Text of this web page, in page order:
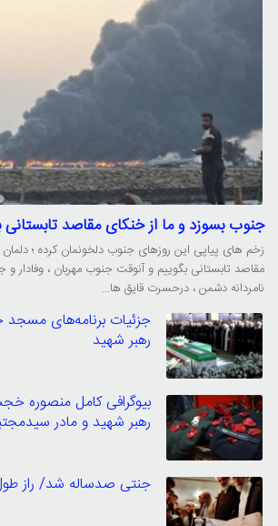
جنوب بسوزد و ما از خنکای مقاصد تابستانی
زخم های پیاپی این روزهای جنوب دلخونمان کرده ؛ دلمان
مقاصد تابستانی بگوییم و آنوقت جنوب مهربان ، وفادار
نامردانه دشمن ، درحسرت قایق ها…
جزئیات برنامه‌های مسجد
رهبر شهید
بیوگرافی کامل منصوره
رهبر شهید و مادر
جنتی صدساله شد/ راز